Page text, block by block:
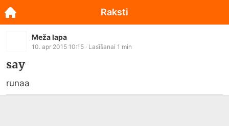
Meža lapa
10. apr 2015 10:15 · Lasīšanai 1 min
say
runaa
Raksti